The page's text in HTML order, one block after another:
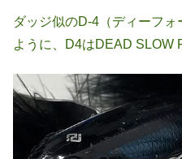
ダッジ似のD-4（ディーフ
ように、D4はDEAD SLOW